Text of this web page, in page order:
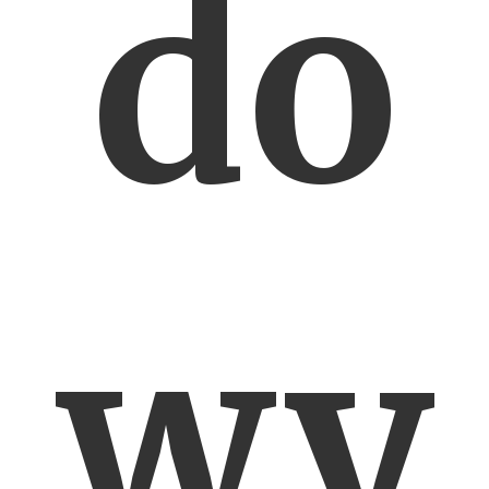
do